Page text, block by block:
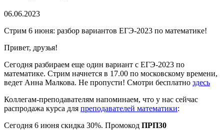
06.06.2023
Стрим 6 июня: разбор вариантов ЕГЭ-2023 по математике!
Привет, друзья!
Сегодня разбираем еще один вариант с ЕГЭ-2023 по
математике. Стрим начнется в 17.00 по московскому времени,
ведет Анна Малкова. Не пропусти! Смотри бесплатно здесь
Коллегам-преподавателям напоминаем, что у нас сейчас
распродажа курса для преподавателей математики:
Сегодня 6 июня скидка 30%. Промокод ПРП30